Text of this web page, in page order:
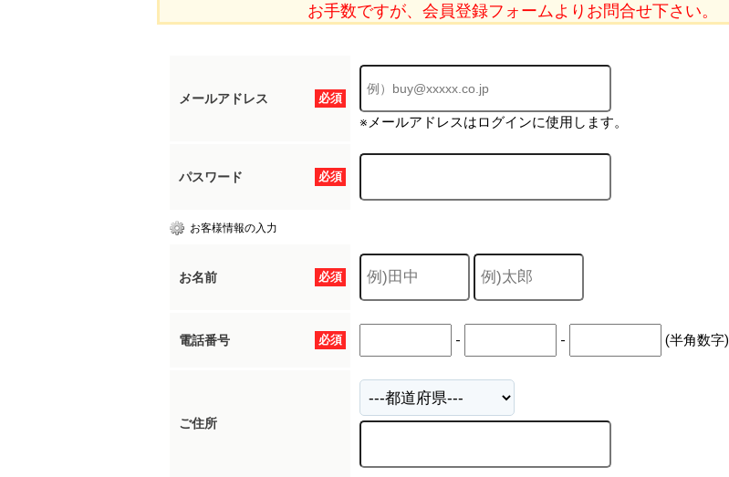
お手数ですが、会員登録フォームよりお問合せ下さい。
必須
メールアドレス
※メールアドレスはログインに使用します。
必須
パスワード
お客様情報の入力
必須
お名前
必須
電話番号 - - (半角数字)
ご住所